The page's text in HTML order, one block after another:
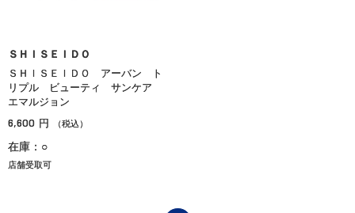
ＳＨＩＳＥＩＤＯ
ＳＨＩＳＥＩＤＯ アーバン ト
リプル ビューティ サンケア
エマルジョン
6,600 円 （税込）
在庫：○
店舗受取可